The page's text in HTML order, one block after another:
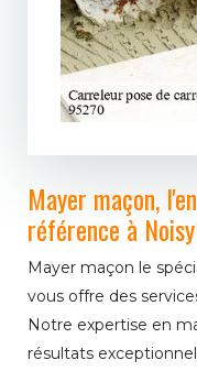
Mayer maçon,
référence à
Mayer maçon le
vous offre des
Notre expertise en
résultats